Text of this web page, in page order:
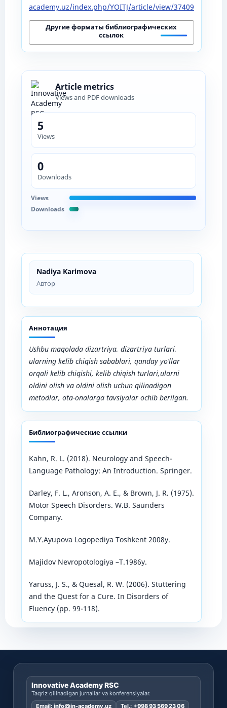
Nadiya Karimova
Автор
Аннотация
Ushbu maqolada dizartriya, dizartriya turlari,
ularning kelib chiqish sabablari, qanday yo’llar
orqali kelib chiqishi, kelib chiqish turlari,ularni
oldini olish va oldini olish uchun qilinadigon
metodlar, ota-onalarga tavsiyalar ochib berilgan.
Библиографические ссылки
Kahn, R. L. (2018). Neurology and Speech-
Language Pathology: An Introduction. Springer.
Darley, F. L., Aronson, A. E., & Brown, J. R. (1975).
Motor Speech Disorders. W.B. Saunders
Company.
M.Y.Ayupova Logopediya Toshkent 2008y.
Majidov Nevropotologiya –T.1986y.
Yaruss, J. S., & Quesal, R. W. (2006). Stuttering
and the Quest for a Cure. In Disorders of
Fluency (pp. 99-118).
academy.uz/index.php/YOITJ/article/view/37409
Другие форматы библиографических
ссылок
Article metrics
Views and PDF downloads
5
Views
0
Downloads
Views
Downloads
Innovative Academy RSC
Taqriz qilinadigan jurnallar va konferensiyalar.
Email: info@in-academy.uz Tel.: +998 93 569 23 06